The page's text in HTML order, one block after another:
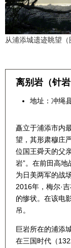
从浦添城遗迹眺望（
离别岩（针岩
地址：冲绳
矗立于浦添市内
望，其形肃穆庄
位国王舜天的父
岩”。在前田高
为日美两军的战
2016年，梅尔·
的惨状。在该电
吊。
巨岩所在的浦添
在三国时代（